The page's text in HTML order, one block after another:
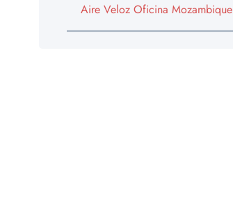
Aire Veloz Oficina Mozambique